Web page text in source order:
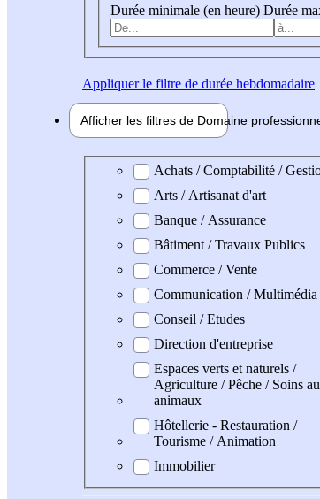
Durée minimale (en heure) Durée
Appliquerle filtre de durée hebdomadaire
Afficher les filtres de Domaine pro
Domaine professionel
Achats / Comptabilité /
Arts / Artisanat d'art
Banque / Assurance
Bâtiment / Travaux Publics
Commerce / Vente
Communication / Multimédia
Conseil / Etudes
Direction d'entreprise
Espaces verts et naturels /
Agriculture / Pêche / Soins
animaux
Hôtellerie - Restauration /
Tourisme / Animation
Immobilier